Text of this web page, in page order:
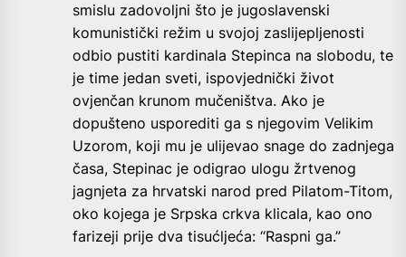
smislu zadovoljni što je jugoslavenski
komunistički režim u svojoj zaslijepljenosti
odbio pustiti kardinala Stepinca na slobodu, te
je time jedan sveti, ispovjednički život
ovjenčan krunom mučeništva. Ako je
dopušteno usporediti ga s njegovim Velikim
Uzorom, koji mu je ulijevao snage do zadnjega
časa, Stepinac je odigrao ulogu žrtvenog
jagnjeta za hrvatski narod pred Pilatom-Titom,
oko kojega je Srpska crkva klicala, kao ono
farizeji prije dva tisućljeća: “Raspni ga.”